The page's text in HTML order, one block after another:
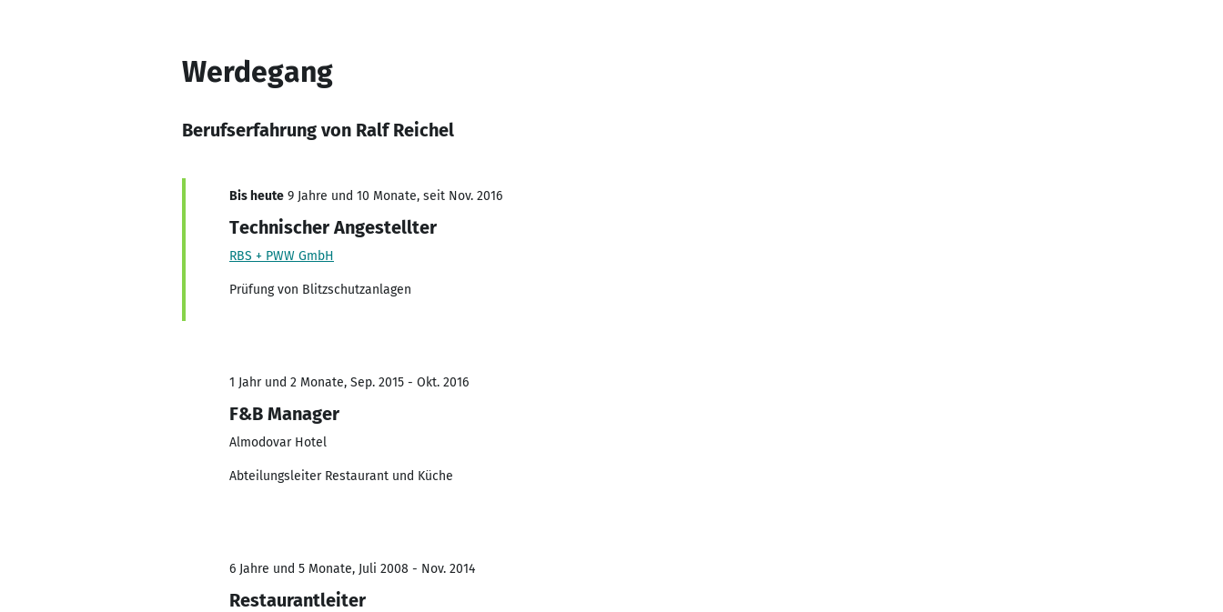
Werdegang
Berufserfahrung von Ralf Reichel
Bis heute 9 Jahre und 10 Monate, seit Nov. 2016
Technischer Angestellter
RBS + PWW GmbH
Prüfung von Blitzschutzanlagen
1 Jahr und 2 Monate, Sep. 2015 - Okt. 2016
F&B Manager
Almodovar Hotel
Abteilungsleiter Restaurant und Küche
6 Jahre und 5 Monate, Juli 2008 - Nov. 2014
Restaurantleiter